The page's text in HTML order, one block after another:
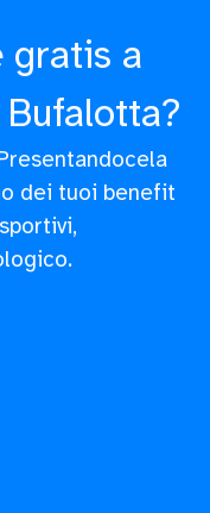
gratis a
dei tuoi benefit